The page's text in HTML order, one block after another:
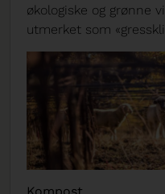
økologiske og grønne
utmerket som